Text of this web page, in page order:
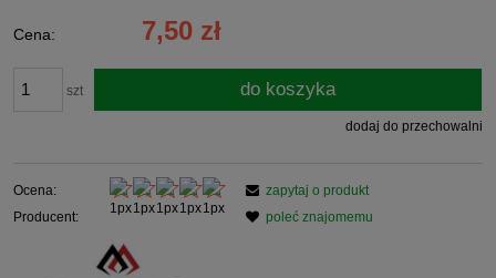
Cena: 7,50 zł
szt do koszyka
dodaj do przechowalni
Ocena:
Producent:
zapytaj o produkt
poleć znajomemu